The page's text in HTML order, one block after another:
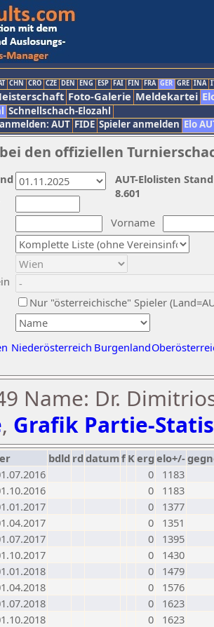
CHN CRO CZE DEN ENG ESP FAI FIN FRA GER GRE INA
Foto-Galerie Meldekartei
Schnellschach-Elozahl
AUT FIDE Spieler anmelden Elo
den offiziellen
Vorname
Nur "österreichische" Spieler
Niederösterreich Burgenland
AUT-Elolisten
8.601
Name: Dr.
, Grafik Partie-
bdld rd datumf Kerg elo+/-
0
1183
0
1183
0
1377
0
1351
0
1395
0
1430
0
1479
0
1576
0
1623
0
1623